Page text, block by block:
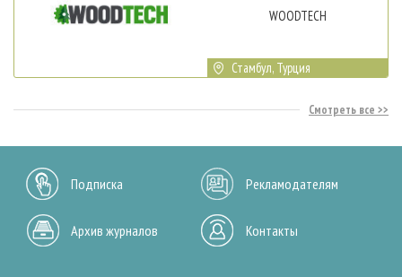
WOODTECH
Стамбул, Турция
Смотреть все
Подписка Рекламодателям
Архив журналов Контакты